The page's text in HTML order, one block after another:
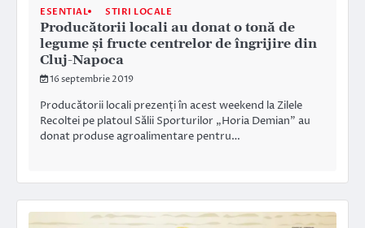
ESENTIAL STIRI LOCALE
Producătorii locali au donat o tonă de
legume și fructe centrelor de îngrijire din
Cluj-Napoca
16 septembrie 2019
Producătorii locali prezenți în acest weekend la Zilele
Recoltei pe platoul Sălii Sporturilor „Horia Demian” au
donat produse agroalimentare pentru…